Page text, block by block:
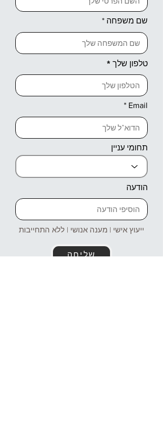
שם משפחה
טלפון שלך
Email
תחומי עניין
הודעה
ייעוץ אישי | מענה אנושי | ללא התחייבות
שליחה